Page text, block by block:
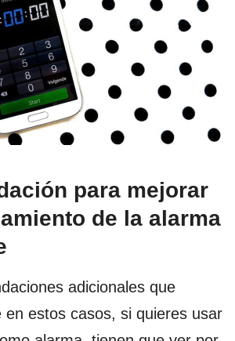
para mejorar
de la alarma
adicionales que
en estos casos, si quieres usar